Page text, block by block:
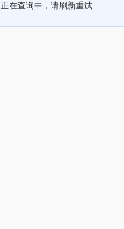
正在查询中，请刷新重试